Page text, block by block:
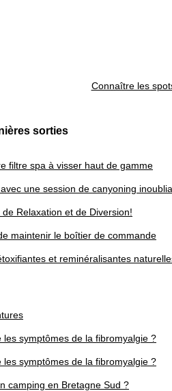
Connaître les
sorties
filtre spa à visser haut de gamme
une session de canyoning
Relaxation et de Diversion!
maintenir le boîtier de commande
et reminéralisantes
symptômes de la fibromyalgie ?
symptômes de la fibromyalgie ?
camping en Bretagne Sud ?